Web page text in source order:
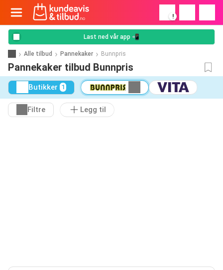
!
Last ned vår app 📲
Alle tilbud Pannekaker Bunnpris
Pannekaker tilbud Bunnpris
Butikker 1
Filtre Legg til